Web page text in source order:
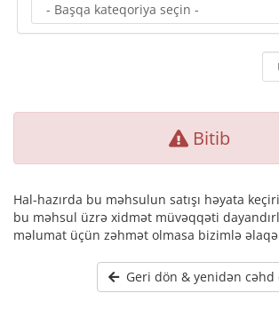
Bitib
Hal-hazırda bu məhsulun satışı həyata
bu məhsul üzrə xidmət müvəqqəti
məlumat üçün zəhmət olmasa bizimlə əlaqə
Geri dön & yenidən cəhd